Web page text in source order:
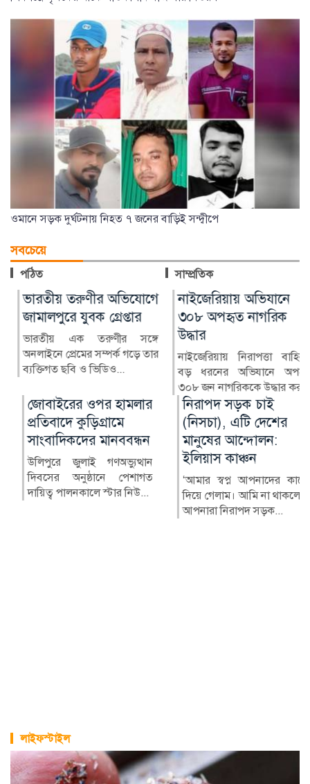
ওমানে সড়ক দুর্ঘটনায় নিহত ৭ জনের বাড়িই সন্দ্বীপে
সবচেয়ে
পঠিত সাম্প্রতিক
ভারতীয় তরুণীর অভিযোগে
জামালপুরে যুবক গ্রেপ্তার
ভারতীয় এক তরুণীর সঙ্গে
অনলাইনে প্রেমের সম্পর্ক গড়ে তার
ব্যক্তিগত ছবি ও ভিডিও...
নাইজেরিয়ায় অভিযানে
৩০৮ অপহৃত নাগরিক
উদ্ধার
নাইজেরিয়ায় নিরাপত্তা বাহিনীর
বড় ধরনের অভিযানে অপহৃত
৩০৮ জন নাগরিককে উদ্ধার কর...
জোবাইরের ওপর হামলার
প্রতিবাদে কুড়িগ্রামে
সাংবাদিকদের মানববন্ধন
উলিপুরে জুলাই গণঅভ্যুত্থান
দিবসের অনুষ্ঠানে পেশাগত
দায়িত্ব পালনকালে স্টার নিউ...
নিরাপদ সড়ক চাই
(নিসচা), এটি দেশের
মানুষের আন্দোলন:
ইলিয়াস কাঞ্চন
‘আমার স্বপ্ন আপনাদের কাছে
দিয়ে গেলাম। আমি না থাকলেও
আপনারা নিরাপদ সড়ক...
লাইফস্টাইল